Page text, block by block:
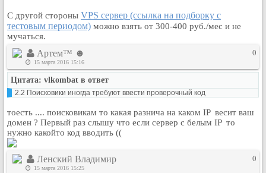
С другой стороны VPS сервер (ссылка на подборку с
тестовым периодом) можно взять от 300-400 руб./мес и не
мучаться.
Артем™ ☻
15 марта 2016 15:16
0
Цитата: vlkombat в ответ
2.2 Поисковики иногда требуют ввести проверочный код
тоесть .... поисковикам то какая разнича на каком IP весит ваш
домен ? Первый раз слышу что если сервер с белым IP то
нужно какойто код вводить ((
Ленский Владимир
15 марта 2016 15:25
0